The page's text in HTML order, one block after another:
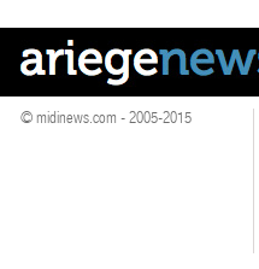
© midinews.com - 2005-2015